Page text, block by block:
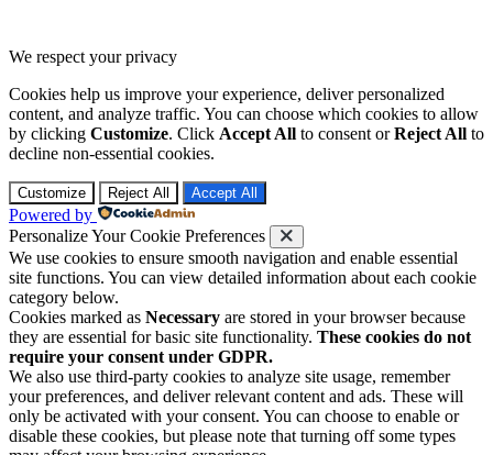
We respect your privacy
Cookies help us improve your experience, deliver personalized
content, and analyze traffic. You can choose which cookies to allow
by clicking Customize. Click Accept All to consent orReject All to
decline non-essential cookies.
Customize Reject All Accept All
Powered by
Personalize Your Cookie Preferences
We use cookies to ensure smooth navigation and enable essential
site functions. You can view detailed information about each cookie
category below.
Cookies marked as Necessary are stored in your browser because
they are essential for basic site functionality. These cookies do not
require your consent under GDPR.
We also use third-party cookies to analyze site usage, remember
your preferences, and deliver relevant content and ads. These will
only be activated with your consent. You can choose to enable or
disable these cookies, but please note that turning off some types